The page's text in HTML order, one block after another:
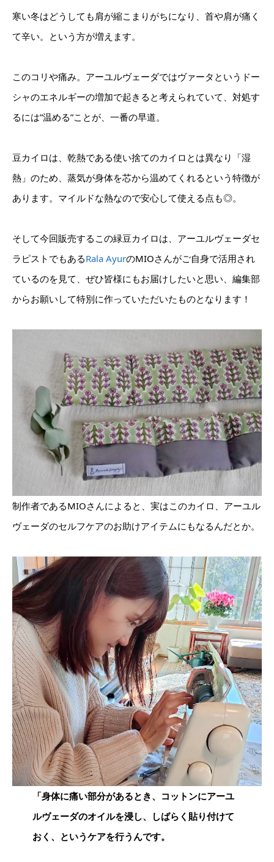
寒い冬はどうしても肩が縮こまりがちになり、首や肩が痛く
て辛い。という方が増えます。
このコリや痛み。アーユルヴェーダではヴァータというドー
シャのエネルギーの増加で起きると考えられていて、対処す
るには”温める”ことが、一番の早道。
豆カイロは、乾熱である使い捨てのカイロとは異なり「湿
熱」のため、蒸気が身体を芯から温めてくれるという特徴が
あります。マイルドな熱なので安心して使える点も◎。
そして今回販売するこの緑豆カイロは、アーユルヴェーダセ
ラピストでもあるRala AyurのMIOさんがご自身で活用され
ているのを見て、ぜひ皆様にもお届けしたいと思い、編集部
からお願いして特別に作っていただいたものとなります！
制作者であるMIOさんによると、実はこのカイロ、アーユル
ヴェーダのセルフケアのお助けアイテムにもなるんだとか。
「身体に痛い部分があるとき、コットンにアーユ
ルヴェーダのオイルを浸し、しばらく貼り付けて
おく、というケアを行うんです。